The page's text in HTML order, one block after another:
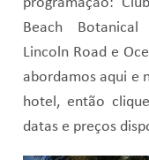
programação:
Beach
Lincoln Road e
abordamos aqui e
hotel, então
datas e preços